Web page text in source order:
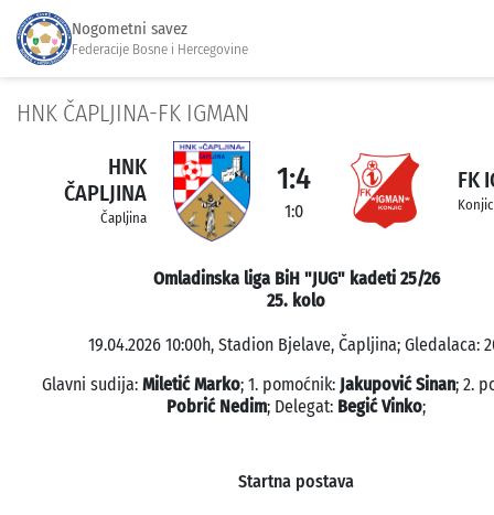
Nogometni savez
Federacije Bosne i Hercegovine
HNK ČAPLJINA-FK IGMAN
HNK
ČAPLJINA
Čapljina
1:4
1:0
FK
Konjic
Omladinska liga BiH "JUG" kadeti 25/26
25. kolo
19.04.2026 10:00h, Stadion Bjelave, Čapljina; Gledalaca:
Glavni sudija: Miletić Marko; 1. pomoćnik: Jakupović Sinan; 2.
Pobrić Nedim; Delegat: Begić Vinko;
Startna postava